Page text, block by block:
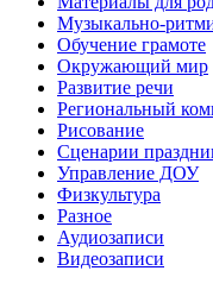
Музыкально-
Обучение грамоте
Окружающий мир
Развитие речи
Региональный
Рисование
Сценарии
Управление ДОУ
Физкультура
Разное
Аудиозаписи
Видеозаписи